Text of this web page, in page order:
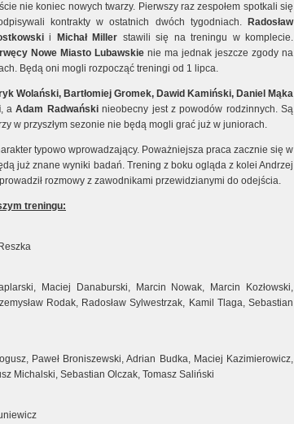
nie koniec nowych twarzy. Pierwszy raz zespołem spotkali się
kontrakty w ostatnich dwóch tygodniach.
Radosław
i Michał Miller stawili się na treningu w komplecie.
Nowe Miasto Lubawskie nie ma jednak jeszcze zgody na
Będą oni mogli rozpocząć treningi od 1 lipca.
Wolański, Bartłomiej Gromek, Dawid Kamiński, Daniel Mąka
, aAdam Radwańskinieobecny jest z powodów rodzinnych. Są
w przyszłym sezonie nie będą mogli grać już w juniorach.
typowo wprowadzający. Poważniejsza praca zacznie się w
już znane wyniki badań. Trening z boku ogląda z kolei Andrzej
rozmowy z zawodnikami przewidzianymi do odejścia.
treningu:
Maciej Danaburski, Marcin Nowak, Marcin Kozłowski,
Rodak, Radosław Sylwestrzak, Kamil Tlaga, Sebastian
Paweł Broniszewski, Adrian Budka, Maciej Kazimierowicz,
Michalski, Sebastian Olczak, Tomasz Saliński